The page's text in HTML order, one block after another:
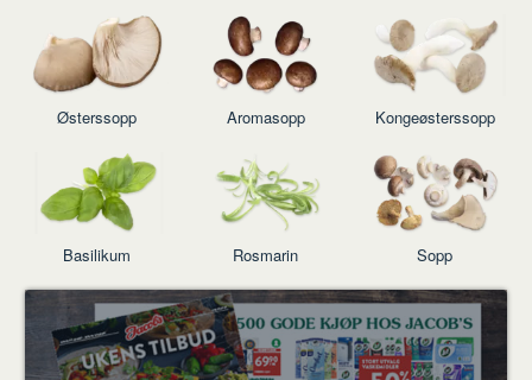
Østerssopp Aromasopp Kongeøsterssopp
Basilikum Rosmarin Sopp